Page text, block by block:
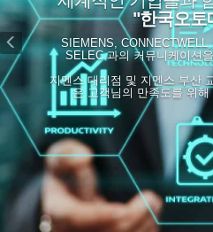
"한국오토
SIEMENS,
SELEC 과의 커뮤니케이션
지멘스 대리점 및 지멘스 부산
은 고객님의 만족도를 위